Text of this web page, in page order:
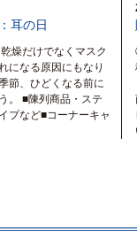
耳の日
燥だけでなくマスク
になる原因にもなり
節、ひどくなる前に
。 ■陳列商品・ステ
プなど■コーナーキャ